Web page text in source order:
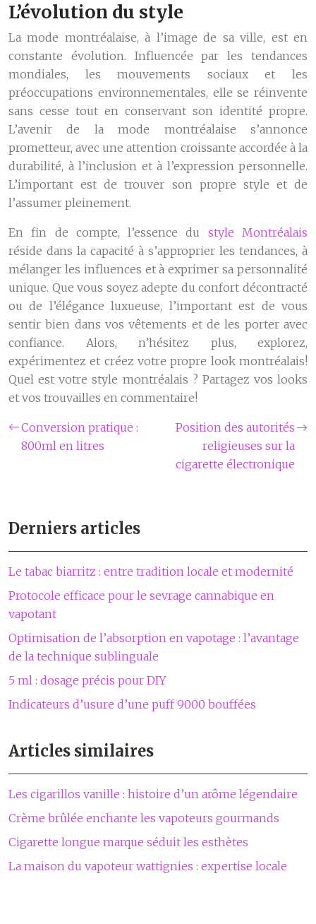
L’évolution du style
La mode montréalaise, à l’image de sa ville, est en
constante évolution. Influencée par les tendances
mondiales, les mouvements sociaux et les
préoccupations environnementales, elle se réinvente
sans cesse tout en conservant son identité propre.
L’avenir de la mode montréalaise s’annonce
prometteur, avec une attention croissante accordée à la
durabilité, à l’inclusion et à l’expression personnelle.
L’important est de trouver son propre style et de
l’assumer pleinement.
En fin de compte, l’essence du style Montréalais
réside dans la capacité à s’approprier les tendances, à
mélanger les influences et à exprimer sa personnalité
unique. Que vous soyez adepte du confort décontracté
ou de l’élégance luxueuse, l’important est de vous
sentir bien dans vos vêtements et de les porter avec
confiance. Alors, n’hésitez plus, explorez,
expérimentez et créez votre propre look montréalais!
Quel est votre style montréalais ? Partagez vos looks
et vos trouvailles en commentaire!
Conversion pratique :
800ml en litres
Position des autorités
religieuses sur la
cigarette électronique
Derniers articles
Le tabac biarritz : entre tradition locale et modernité
Protocole efficace pour le sevrage cannabique en
vapotant
Optimisation de l’absorption en vapotage : l’avantage
de la technique sublinguale
5 ml : dosage précis pour DIY
Indicateurs d’usure d’une puff 9000 bouffées
Articles similaires
Les cigarillos vanille : histoire d’un arôme légendaire
Crème brûlée enchante les vapoteurs gourmands
Cigarette longue marque séduit les esthètes
La maison du vapoteur wattignies : expertise locale